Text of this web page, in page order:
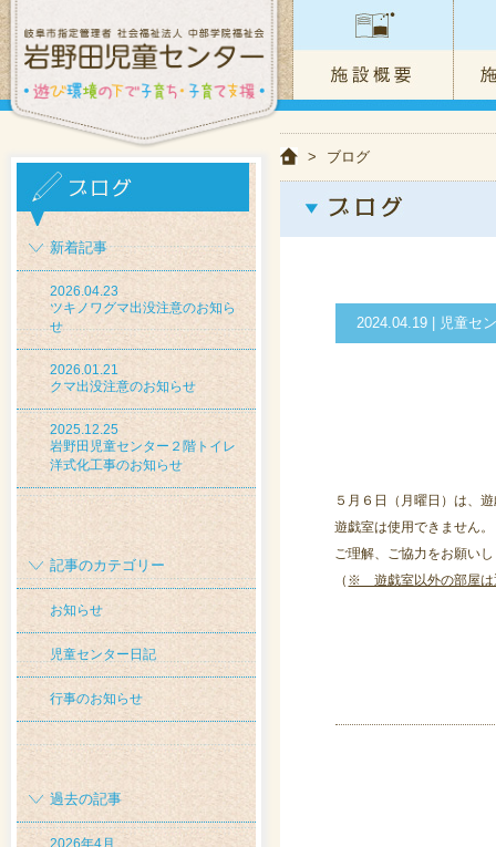
新着記事
2026.04.23
ツキノワグマ出没注意のお知ら
せ
2026.01.21
クマ出没注意のお知らせ
2025.12.25
岩野田児童センター２階トイレ
洋式化工事のお知らせ
記事のカテゴリー
お知らせ
児童センター日記
行事のお知らせ
過去の記事
2026年4月
> ブログ
2024.04.19 | 児童セ
５月６日（月曜日）は、
遊戯室は使用できません。
ご理解、ご協力をお願い
（ ※ 遊戯室以外の部屋は